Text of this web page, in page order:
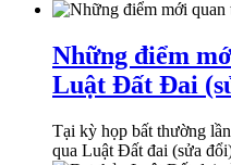
Những điểm
Luật Đất Đai
Tại kỳ họp bất thường
qua Luật Đất đai (sửa